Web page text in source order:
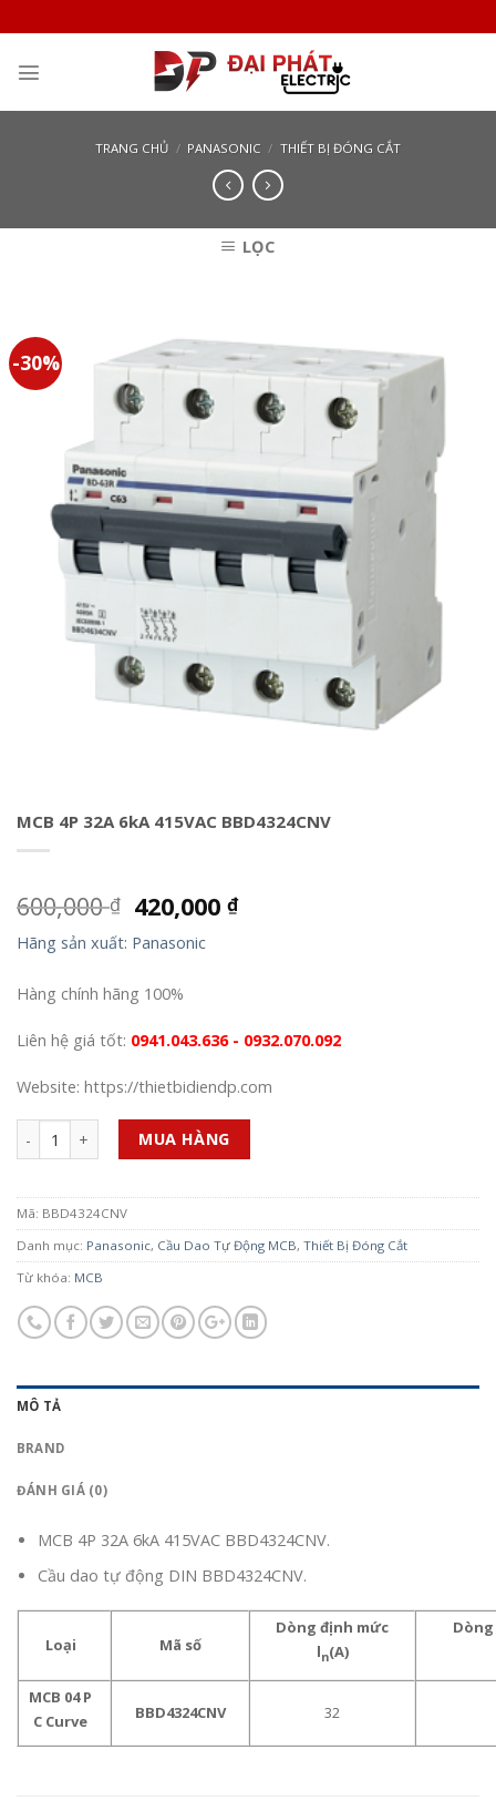
to
content
TRANG CHỦ / PANASONIC / THIẾT BỊ ĐÓNG CẮT
LỌC
-30%
MCB 4P 32A 6kA 415VAC BBD4324CNV
600,000₫ 420,000₫
Hãng sản xuất: Panasonic
Hàng chính hãng 100%
Liên hệ giá tốt: 0941.043.636 - 0932.070.092
Website: https://thietbidiendp.com
Số lượng MUA HÀNG
Mã: BBD4324CNV
Danh mục: Panasonic, Cầu Dao Tự Động MCB, Thiết Bị Đóng Cắt
Từ khóa: MCB
MÔ TẢ
BRAND
ĐÁNH GIÁ (0)
MCB 4P 32A 6kA 415VAC BBD4324CNV.
Cầu dao tự động DIN BBD4324CNV.
Loại Mã số
Dòng định mức
ln(A)
MCB 04 P
C Curve
BBD4324CNV 32